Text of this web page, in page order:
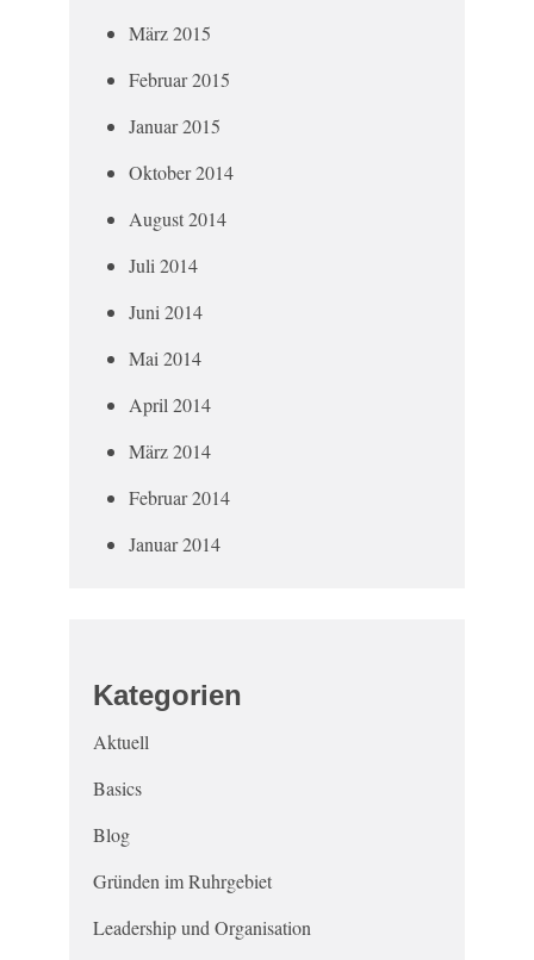
März 2015
Februar 2015
Januar 2015
Oktober 2014
August 2014
Juli 2014
Juni 2014
Mai 2014
April 2014
März 2014
Februar 2014
Januar 2014
Kategorien
Aktuell
Basics
Blog
Gründen im Ruhrgebiet
Leadership und Organisation